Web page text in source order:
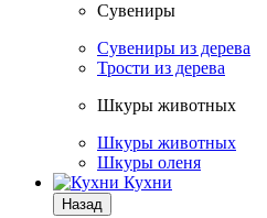
Сувениры
Сувениры из дерева
Трости из дерева
Шкуры животных
Шкуры животных
Шкуры оленя
Кухни
Назад